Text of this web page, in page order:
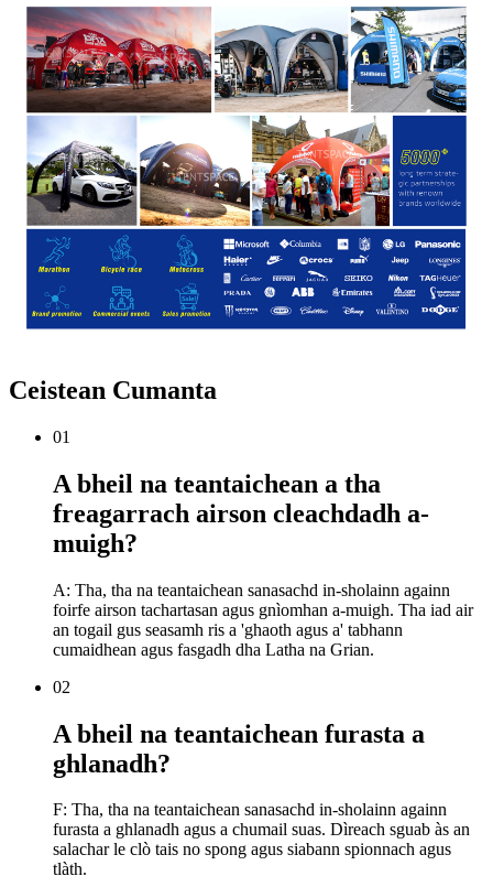
Ceistean Cumanta
01
A bheil na teantaichean a tha
freagarrach airson cleachdadh a-
muigh?
A: Tha, tha na teantaichean sanasachd in-sholainn againn
foirfe airson tachartasan agus gnìomhan a-muigh. Tha iad air
an togail gus seasamh ris a 'ghaoth agus a' tabhann
cumaidhean agus fasgadh dha Latha na Grian.
02
A bheil na teantaichean furasta a
ghlanadh?
F: Tha, tha na teantaichean sanasachd in-sholainn againn
furasta a ghlanadh agus a chumail suas. Dìreach sguab às an
salachar le clò tais no spong agus siabann spionnach agus
tlàth.